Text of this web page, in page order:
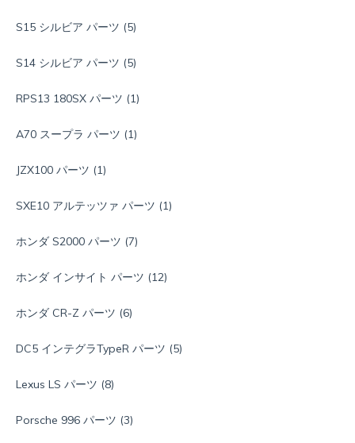
S15 シルビア パーツ (5)
S14 シルビア パーツ (5)
RPS13 180SX パーツ (1)
A70 スープラ パーツ (1)
JZX100 パーツ (1)
SXE10 アルテッツァ パーツ (1)
ホンダ S2000 パーツ (7)
ホンダ インサイト パーツ (12)
ホンダ CR-Z パーツ (6)
DC5 インテグラTypeR パーツ (5)
Lexus LS パーツ (8)
Porsche 996 パーツ (3)